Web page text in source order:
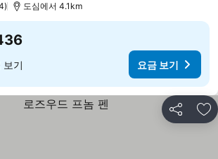
도심에서 4.1km
보기 요금 보기
공유 즐